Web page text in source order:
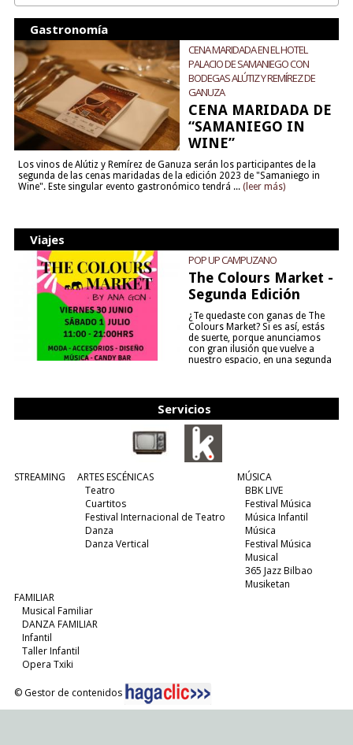
Gastronomía
CENA MARIDADA EN EL HOTEL
PALACIO DE SAMANIEGO CON
BODEGAS ALÚTIZ Y REMÍREZ DE
GANUZA
CENA MARIDADA DE
“SAMANIEGO IN
WINE”
Los vinos de Alútiz y Remírez de Ganuza serán los participantes de la
segunda de las cenas maridadas de la edición 2023 de "Samaniego in
Wine". Este singular evento gastronómico tendrá ... (leer más)
Viajes
POP UP CAMPUZANO
The Colours Market -
Segunda Edición
¿Te quedaste con ganas de The
Colours Market? Si es así, estás
de suerte, porque anunciamos
con gran ilusión que vuelve a
nuestro espacio, en una segunda
Servicios
STREAMING
ARTES ESCÉNICAS
Teatro
Cuartitos
Festival Internacional de Teatro
Danza
Danza Vertical
MÚSICA
BBK LIVE
Festival Música
Música Infantil
Música
Festival Música
Musical
365 Jazz Bilbao
Musiketan
FAMILIAR
Musical Familiar
DANZA FAMILIAR
Infantil
Taller Infantil
Opera Txiki
© Gestor de contenidos